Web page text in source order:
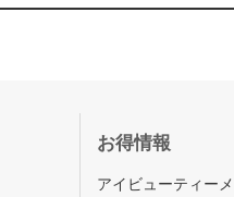
お得情報
アイビューティー